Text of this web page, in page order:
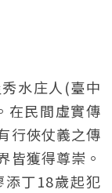
水庄人(臺中
在民間虛實傳
行俠仗義之傳
皆獲得尊崇。
丁18歲起犯